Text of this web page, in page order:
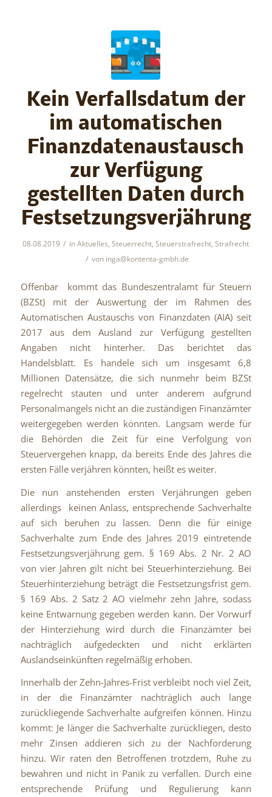
Kein Verfallsdatum der
im automatischen
Finanzdatenaustausch
zur Verfügung
gestellten Daten durch
Festsetzungsverjährung
08.08.2019 / inAktuelles,Steuerrecht,Steuerstrafrecht,Strafrecht
/ von inga@kontenta-gmbh.de
Offenbar kommt das Bundeszentralamt für Steuern
(BZSt) mit der Auswertung der im Rahmen des
Automatischen Austauschs von Finanzdaten (AIA) seit
2017 aus dem Ausland zur Verfügung gestellten
Angaben nicht hinterher. Das berichtet das
Handelsblatt. Es handele sich um insgesamt 6,8
Millionen Datensätze, die sich nunmehr beim BZSt
regelrecht stauten und unter anderem aufgrund
Personalmangels nicht an die zuständigen Finanzämter
weitergegeben werden könnten. Langsam werde für
die Behörden die Zeit für eine Verfolgung von
Steuervergehen knapp, da bereits Ende des Jahres die
ersten Fälle verjähren könnten, heißt es weiter.
Die nun anstehenden ersten Verjährungen geben
allerdings keinen Anlass, entsprechende Sachverhalte
auf sich beruhen zu lassen. Denn die für einige
Sachverhalte zum Ende des Jahres 2019 eintretende
Festsetzungsverjährung gem. § 169 Abs. 2 Nr. 2 AO
von vier Jahren gilt nicht bei Steuerhinterziehung. Bei
Steuerhinterziehung beträgt die Festsetzungsfrist gem.
§ 169 Abs. 2 Satz 2 AO vielmehr zehn Jahre, sodass
keine Entwarnung gegeben werden kann. Der Vorwurf
der Hinterziehung wird durch die Finanzämter bei
nachträglich aufgedeckten und nicht erklärten
Auslandseinkünften regelmäßig erhoben.
Innerhalb der Zehn-Jahres-Frist verbleibt noch viel Zeit,
in der die Finanzämter nachträglich auch lange
zurückliegende Sachverhalte aufgreifen können. Hinzu
kommt: Je länger die Sachverhalte zurückliegen, desto
mehr Zinsen addieren sich zu der Nachforderung
hinzu. Wir raten den Betroffenen trotzdem, Ruhe zu
bewahren und nicht in Panik zu verfallen. Durch eine
entsprechende Prüfung und Regulierung kann